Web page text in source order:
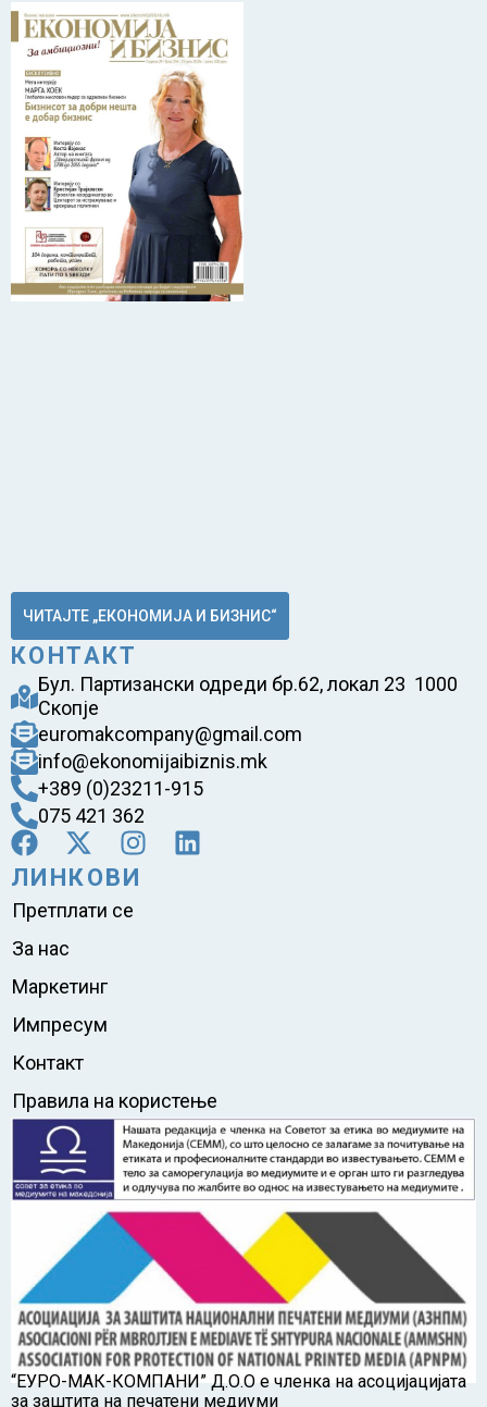
ЧИТАЈТЕ „ЕКОНОМИЈА И БИЗНИС“
КОНТАКТ
Бул. Партизански одреди бр.62, локал 23 1000
Скопје
euromakcompany@gmail.com
info@ekonomijaibiznis.mk
+389 (0)23211-915
075 421 362
ЛИНКОВИ
Претплати се
За нас
Маркетинг
Импресум
Контакт
Правила на користење
“ЕУРО-МАК-КОМПАНИ” Д.О.О е членка на асоцијацијата
за заштита на печатени медиуми